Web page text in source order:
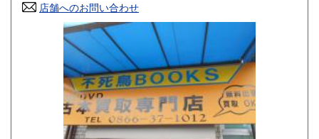
300円 広島県
300円 徳島県
300円 愛媛県
300円 福岡県
店舗へのお問い合わせ